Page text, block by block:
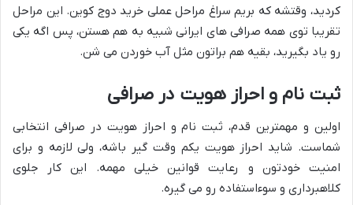
کردید، وقتشه که بریم سراغ مراحل عملی خرید دوج کوین. این مراحل
تقریبا توی همه صرافی های ایرانی شبیه به هم هستن، پس اگه یکی
رو یاد بگیرید، بقیه هم براتون مثل آب خوردن می شن.
ثبت نام و احراز هویت در صرافی
اولین و مهمترین قدم، ثبت نام و احراز هویت در صرافی انتخابی
شماست. شاید احراز هویت یکم وقت گیر باشه، ولی لازمه و برای
امنیت خودتون و رعایت قوانین خیلی مهمه. این کار جلوی
کلاهبرداری و سوءاستفاده رو می گیره.